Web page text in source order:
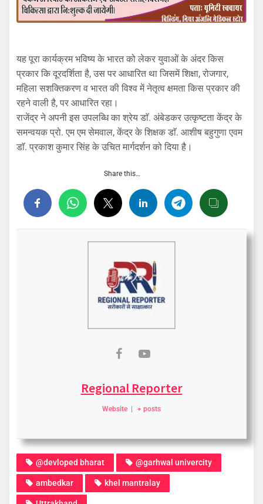
यह पूरा कार्यक्रम भविष्य के भारत को लेकर युवाओं के अंदर किस
प्रकार कि दूरदर्शिता है, उस पर आधारित था जिसमें शिक्षा, रोजगार,
महिला सशक्तिकरण व भारत की विश्व में नेतृत्व क्षमता किस प्रकार की
रहने वाली है, पर आधारित रहा।
राजेंद्र ने अपनी इस उपलब्धि का श्रेय डाॅ. अंबेडकर उत्कृष्टता केंद्र के
समन्वयक प्रो. एम एम सेमवाल, केंद्र के शिक्षक डाॅ. आशीष बहुगुणा एवम
डाॅ. प्रकाश कुमार सिंह के उचित मार्गदर्शन को दिया है।
Share this…
Regional Reporter
Website | + posts
@devloped bharat @garhwal univercity
ambedkar khel mantralay